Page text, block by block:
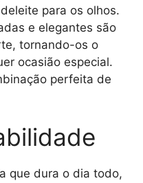
para os olhos.
e elegantes são
tornando-os o
ocasião especial.
perfeita de
que dura o dia todo,